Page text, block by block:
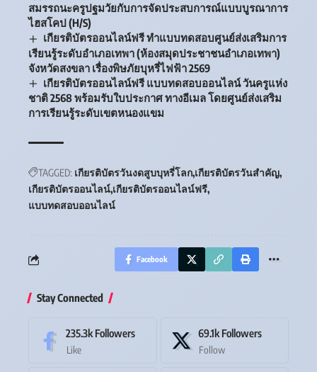
สมรรถนะครูปฐมวัยกับการจัดประสบการณ์แบบบูรณาการ
ไฮสโคป (H/S)
เกียรติบัตรออนไลน์ฟรี ทำแบบทดสอบศูนย์ส่งเสริมการ
เรียนรู้ระดับอำเภอเทพา (ห้องสมุดประชาชนอำเภอเทพา)
จังหวัดสงขลา เรื่องพิษภัยบุหรี่ไฟฟ้า 2569
เกียรติบัตรออนไลน์ฟรี แบบทดสอบออนไลน์ วันครูแห่ง
ชาติ 2568 พร้อมรับใบประกาศ ทางอีเมล โดยศูนย์ส่งเสริม
การเรียนรู้ระดับเขตหนองแขม
TAGGED: เกียรติบัตรวันงดสูบบุหรี่โลก เกียรติบัตรวันสำคัญ
เกียรติบัตรออนไลน์ เกียรติบัตรออนไลน์ฟรี
แบบทดสอบออนไลน์
Facebook
Stay Connected
235.3k Followers
Like
69.1k Followers
Follow